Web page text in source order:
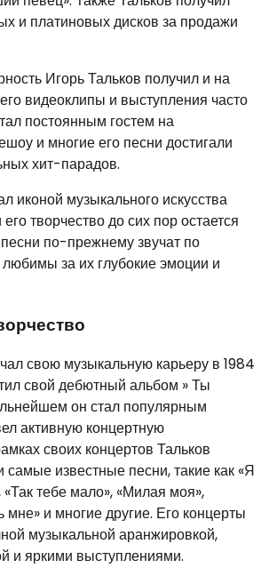
и платиновых дисков за продажи
Игорь Тальков получил и на
видеоклипы и выступления часто
постоянным гостем на
и многие его песни достигали
хит-парадов.
иконой музыкального искусства
творчество до сих пор остается
по-прежнему звучат по
за их глубокие эмоции и
свою музыкальную карьеру в 1984
свой дебютный альбом » Ты
он стал популярным
активную концертную
своих концертов Тальков
самые известные песни, такие как «Я
«Так тебе мало», «Милая моя»,
мне» и многие другие. Его концерты
музыкальной аранжировкой,
и яркими выступлениями.